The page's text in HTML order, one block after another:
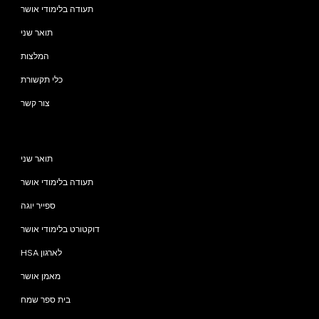
תעודה בלימודי אושר
תואר שני
המלצות
כלי תקשורת
צור קשר
תואר שני
תעודה בלימודי אושר
ספייר יוגה
דוקטורט בלימודי אושר
HSA לארגון
מאמן אושר
בית ספר שמח